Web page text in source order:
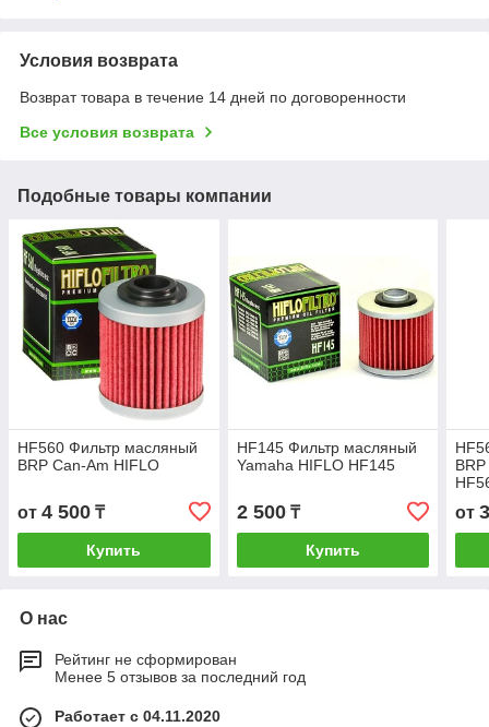
Условия возврата
Возврат товара в течение 14 дней по договоренности
Все условия возврата
Подобные товары компании
HF560 Фильтр масляный
BRP Can-Am HIFLO
от 4 500 ₸
Купить
HF145 Фильтр масляный
Yamaha HIFLO HF145
2 500₸
Купить
от
О нас
Рейтинг не сформирован
Менее 5 отзывов за последний год
Работает с 04.11.2020